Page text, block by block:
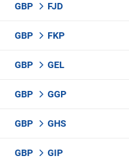
GBP FJD
GBP FKP
GBP GEL
GBP GGP
GBP GHS
GBP GIP